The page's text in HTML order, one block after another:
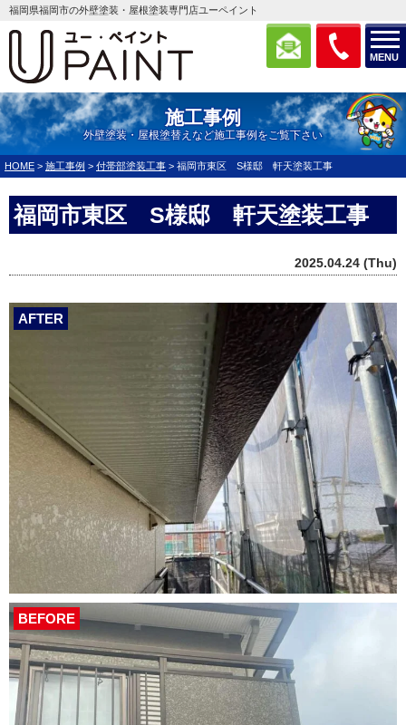
MENU
福岡県福岡市の外壁塗装・屋根塗装専門店ユーペイント
施工事例
外壁塗装・屋根塗替えなど施工事例をご覧下さい
HOME > 施工事例 > 付帯部塗装工事 > 福岡市東区 S様邸 軒天塗装工事
福岡市東区 S様邸 軒天塗装工事
2025.04.24 (Thu)
AFTER
BEFORE